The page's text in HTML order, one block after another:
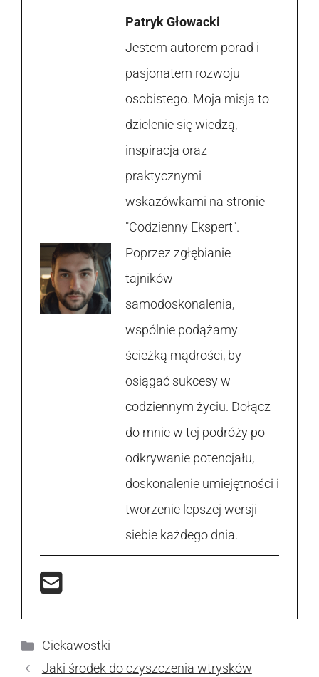
Patryk Głowacki
Jestem autorem porad i
pasjonatem rozwoju
osobistego. Moja misja to
dzielenie się wiedzą,
inspiracją oraz
praktycznymi
wskazówkami na stronie
"Codzienny Ekspert".
Poprzez zgłębianie
tajników
samodoskonalenia,
wspólnie podążamy
ścieżką mądrości, by
osiągać sukcesy w
codziennym życiu. Dołącz
do mnie w tej podróży po
odkrywanie potencjału,
doskonalenie umiejętności i
tworzenie lepszej wersji
siebie każdego dnia.
Kategorie
Ciekawostki
Jaki środek do czyszczenia wtrysków